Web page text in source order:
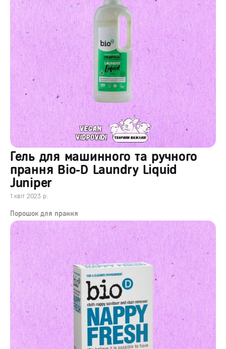
Гель для машинного та ручного
прання Bio-D Laundry Liquid
Juniper
1 квіт 2023 р.
Порошок для прання